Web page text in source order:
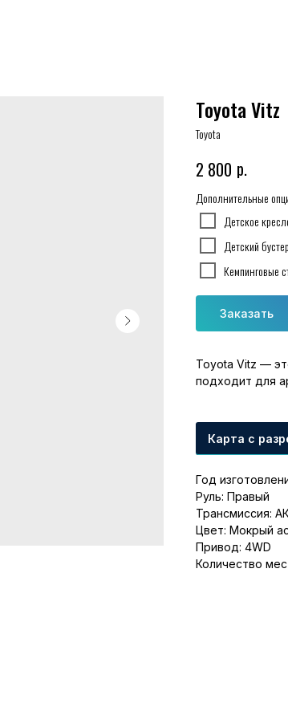
Toyota Vitz
Toyota
2 800 р.
Дополнительные
Детское
Детский бустер
Кемпинговые
Заказать
Toyota Vitz —
подходит для
Карта с
Год
Руль: Правый
Трансмиссия:
Цвет: Мокрый
Привод: 4WD
Количество